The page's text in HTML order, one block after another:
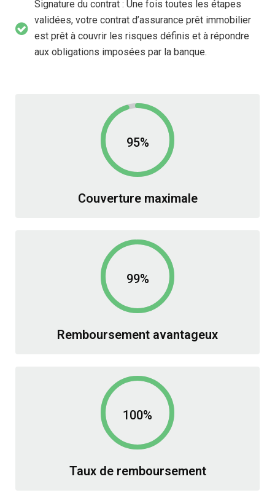
Signature du contrat : Une fois toutes les étapes
validées, votre contrat d’assurance prêt immobilier
est prêt à couvrir les risques définis et à répondre
aux obligations imposées par la banque.
95%
Couverture maximale
99%
Remboursement avantageux
100%
Taux de remboursement